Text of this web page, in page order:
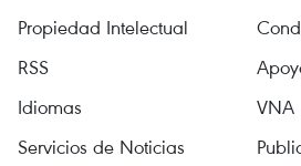
Propiedad Intelectual
RSS
Idiomas
VNA
Servicios de Noticias